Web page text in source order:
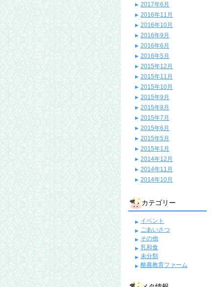
2017年6月
2016年11月
2016年10月
2016年9月
2016年6月
2016年5月
2015年12月
2015年11月
2015年10月
2015年9月
2015年8月
2015年7月
2015年6月
2015年5月
2015年1月
2014年12月
2014年11月
2014年10月
カテゴリー
イベント
ごあいさつ
その他
乳和食
未分類
酪農教育ファーム